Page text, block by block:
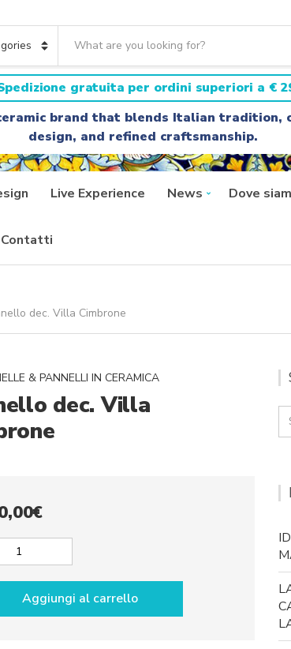
a
r
c
h
t
e
x
t
gratuita per ordini superiori a €
brand that blends Italian tradition,
design, and refined craftsmanship.
Live Experience News Dove
Contatti
dec. Villa Cimbrone
& PANNELLI IN CERAMICA
dec. Villa
€
Aggiungi al carrello